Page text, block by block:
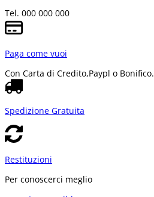
Tel. 000 000 000
Paga come vuoi
Con Carta di Credito,Paypl o Bonifico.
Spedizione Gratuita
Restituzioni
Per conoscerci meglio